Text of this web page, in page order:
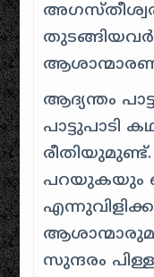
തുടങ്ങിയവർ
ആദ്യന്തം
പാട്ടുപാടി
പറയുകയും
സുന്ദരം‌